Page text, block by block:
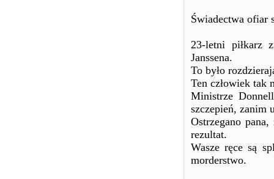
Świadectwa ofiar
23-letni piłkarz
Janssena.
To było
Ten człowiek tak
Ministrze
szczepień, zanim
Ostrzegano
rezultat.
Wasze ręce są
morderstwo.